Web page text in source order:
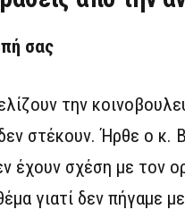
σας
την
στέκουν. Ήρθε ο κ.
έχουν σχέση με τον
γιατί δεν